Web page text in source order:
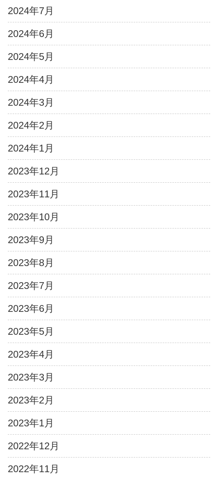
2024年7月
2024年6月
2024年5月
2024年4月
2024年3月
2024年2月
2024年1月
2023年12月
2023年11月
2023年10月
2023年9月
2023年8月
2023年7月
2023年6月
2023年5月
2023年4月
2023年3月
2023年2月
2023年1月
2022年12月
2022年11月